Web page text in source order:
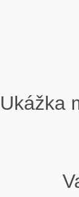
Ukážka